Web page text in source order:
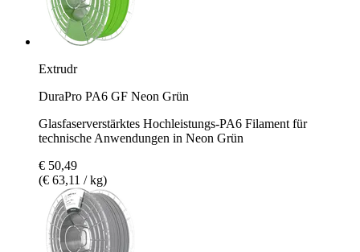
Extrudr
DuraPro PA6 GF Neon Grün
Glasfaserverstärktes Hochleistungs-PA6 Filament für
technische Anwendungen in Neon Grün
€ 50,49
(€ 63,11 / kg)